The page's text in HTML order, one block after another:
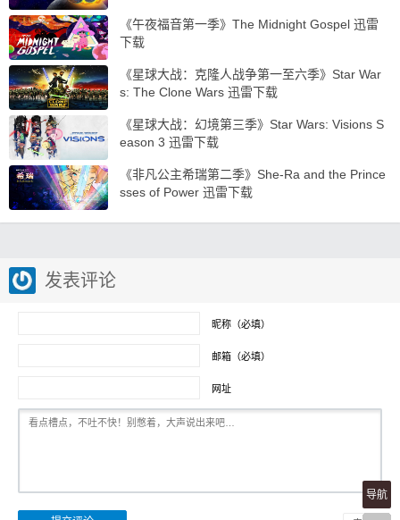
《午夜福音第一季》The Midnight Gospel 迅雷
下载
《星球大战：克隆人战争第一至六季》Star War
s: The Clone Wars 迅雷下载
《星球大战：幻境第三季》Star Wars: Visions S
eason 3 迅雷下载
《非凡公主希瑞第二季》She-Ra and the Prince
sses of Power 迅雷下载
发表评论
昵称（必填）
邮箱（必填）
网址
导航